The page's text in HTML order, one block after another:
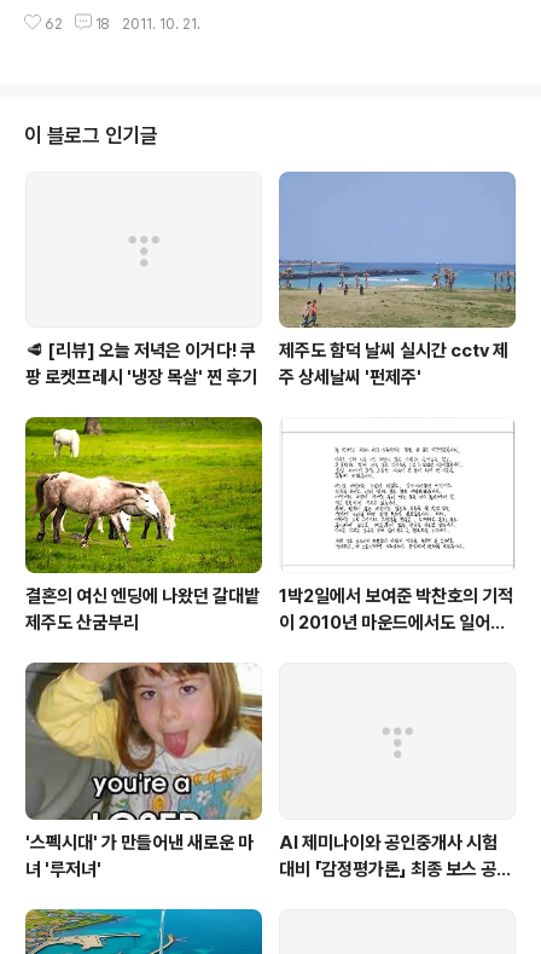
도가 내재 될수 있는것을...... 허영만 화백의 의중은 알길이
독자들의 최소한의 도리라고 볼수도 있을 것 같습니다. 괜
한 포스팅으로 존경하는 허영만 화백에게 누가 되지를 않
길 바라면서, 몇일전 본 말무사 웹툰 중 몇컷을 캡쳐해와 개
핏줄과 신분에 관계없이 인재를 ..
62 18 2011. 10. 21.
이 블로그 인기글
🥩 [리뷰] 오늘 저녁은 이거다! 쿠
팡 로켓프레시 '냉장 목살' 찐 후기
제주도 함덕 날씨 실시간 cctv 제
주 상세날씨 '펀제주'
결혼의 여신 엔딩에 나왔던 갈대밭
제주도 산굼부리
1박2일에서 보여준 박찬호의 기적
이 2010년 마운드에서도 일어나
'스펙시대' 가 만들어낸 새로운 마
녀 '루저녀'
AI 제미나이와 공인중개사 시험
대비 「감정평가론」 최종 보스 공략